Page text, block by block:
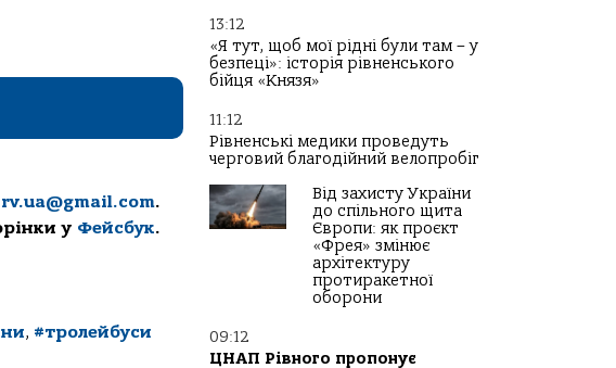
.
у Фейсбук.
, #тролейбуси
13:12
«Я тут, щоб мої рідні були там – у
безпеці»: історія рівненського
бійця «Князя»
11:12
Рівненські медики проведуть
черговий благодійний велопробіг
Від захисту України
до спільного щита
Європи: як проєкт
«Фрея» змінює
архітектуру
протиракетної
оборони
09:12
ЦНАП Рівного пропонує